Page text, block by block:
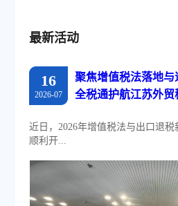
最新活动
16
2026-07
聚焦增值税法落地
全税通护航江苏外
近日，2026年增值税法与出口退
顺利开...